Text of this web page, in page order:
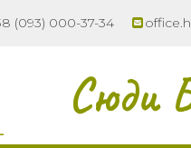
(093) 000-37-34
Сюди